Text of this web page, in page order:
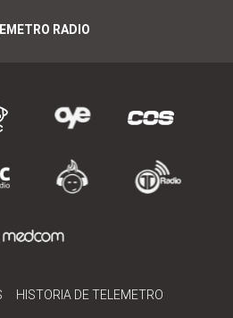
RADIO
HISTORIA DE TELEMETRO